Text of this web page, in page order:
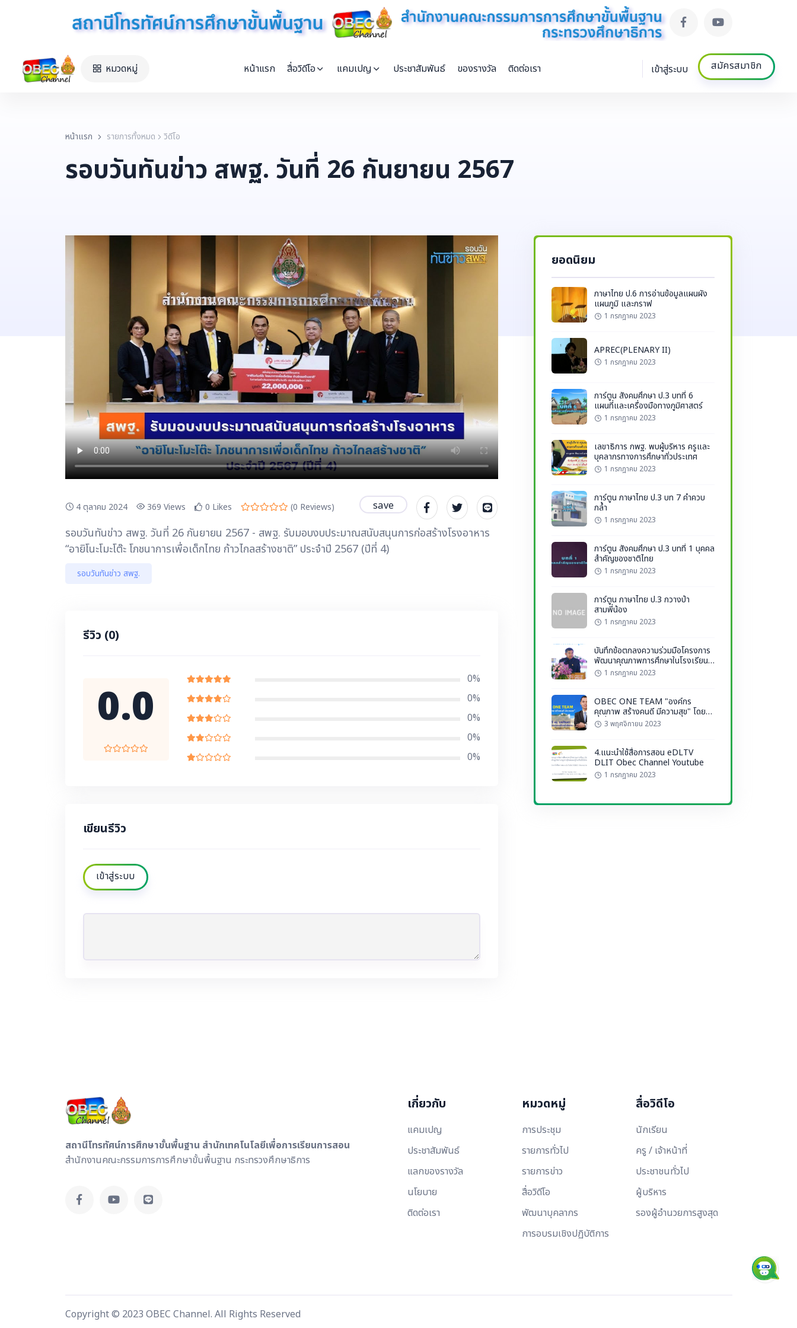
หมวดหมู่ หน้าแรก สื่อวิดีโอ แคมเปญ ประชาสัมพันธ์ ของรางวัล ติดต่อเรา เข้าสู่ระบบ สมัครสมาชิก
หน้าแรก รายการทั้งหมด วิดีโอ
รอบวันทันข่าว สพฐ. วันที่ 26 กันยายน 2567
4 ตุลาคม 2024 369 Views 0 Likes (0 Reviews)
รอบวันทันข่าว สพฐ. วันที่ 26 กันยายน 2567 - สพฐ. รับมอบงบประมาณสนับสนุนการก่อสร้างโรงอาหาร
“อายิโนะโมะโต๊ะ โภชนาการเพื่อเด็กไทย ก้าวไกลสร้างชาติ” ประจำปี 2567 (ปีที่ 4)
รอบวันทันข่าว สพฐ.
รีวิว (0)
0.0
0%
0%
0%
0%
0%
เขียนรีวิว
เข้าสู่ระบบ
ยอดนิยม
ภาษาไทย ป.6 การอ่านข้อมูลแผนผัง
แผนภูมิ และกราฟ
1 กรกฎาคม 2023
APREC(PLENARY II)
1 กรกฎาคม 2023
การ์ตูน สังคมศึกษา ป.3 บทที่ 6
แผนที่และเครื่องมือทางภูมิศาสตร์
1 กรกฎาคม 2023
เลขาธิการ กพฐ. พบผู้บริหาร ครูและ
บุคลากรทางการศึกษาทั่วประเทศ
1 กรกฎาคม 2023
การ์ตูน ภาษาไทย ป.3 บท 7 คำควบ
กล้ำ
1 กรกฎาคม 2023
การ์ตูน สังคมศึกษา ป.3 บทที่ 1 บุคคล
สำคัญของชาติไทย
1 กรกฎาคม 2023
การ์ตูน ภาษาไทย ป.3 กวางป่า
สามพี่น้อง
1 กรกฎาคม 2023
บันทึกข้อตกลงความร่วมมือโครงการ
พัฒนาคุณภาพการศึกษาในโรงเรียน
ตำรวจตระเวนชายแดน
1 กรกฎาคม 2023
OBEC ONE TEAM "องค์กร
คุณภาพ สร้างคนดี มีความสุข" โดย
ว่าที่ร้อยตรี ธนุ วงษ์จินดา เลขาธิการ
3 พฤศจิกายน 2023
4.แนะนำใช้สื่อการสอน eDLTV
DLIT Obec Channel Youtube
1 กรกฎาคม 2023
สถานีโทรทัศน์การศึกษาขั้นพื้นฐาน สำนักเทคโนโลยีเพื่อการเรียนการสอน
สำนักงานคณะกรรมการการศึกษาขั้นพื้นฐาน กระทรวงศึกษาธิการ
เกี่ยวกับ
แคมเปญ
ประชาสัมพันธ์
แลกของรางวัล
นโยบาย
ติดต่อเรา
หมวดหมู่
การประชุม
รายการทั่วไป
รายการข่าว
สื่อวิดีโอ
พัฒนาบุคลากร
การอบรมเชิงปฏิบัติการ
สื่อวิดีโอ
นักเรียน
ครู / เจ้าหน้าที่
ประชาชนทั่วไป
ผู้บริหาร
รองผู้อำนวยการสูงสุด
Copyright © 2023 OBEC Channel. All Rights Reserved